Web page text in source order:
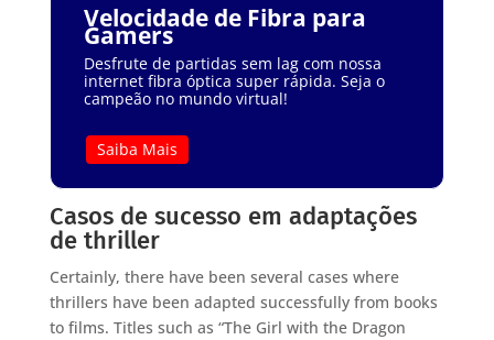
Velocidade de Fibra para
Gamers
Desfrute de partidas sem lag com nossa
internet fibra óptica super rápida. Seja o
campeão no mundo virtual!
Saiba Mais
Casos de sucesso em adaptações
de thriller
Certainly, there have been several cases where
thrillers have been adapted successfully from books
to films. Titles such as “The Girl with the Dragon